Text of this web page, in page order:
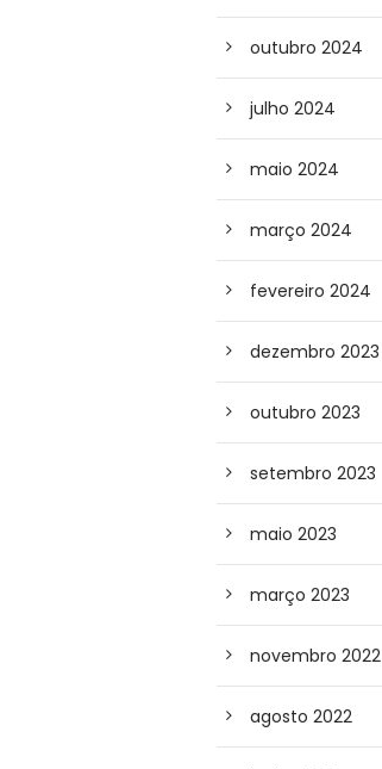
outubro 2024
julho 2024
maio 2024
março 2024
fevereiro 2024
dezembro 2023
outubro 2023
setembro 2023
maio 2023
março 2023
novembro 2022
agosto 2022